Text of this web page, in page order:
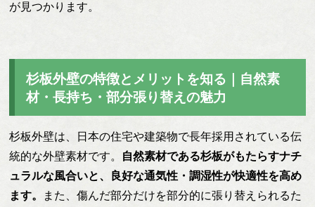
が見つかります。
杉板外壁の特徴とメリットを知る｜自然素
材・長持ち・部分張り替えの魅力
杉板外壁は、日本の住宅や建築物で長年採用されている伝
統的な外壁素材です。 自然素材である杉板がもたらすナチ
ュラルな風合いと、良好な通気性・調湿性が快適性を高め
ます。
また、傷んだ部分だけを部分的に張り替えられるた